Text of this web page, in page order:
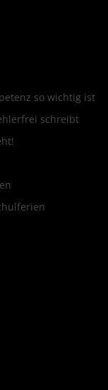
so wichtig ist
schreibt